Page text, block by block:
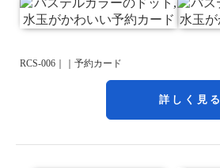
RCS-006｜｜予約カード
詳しく見る